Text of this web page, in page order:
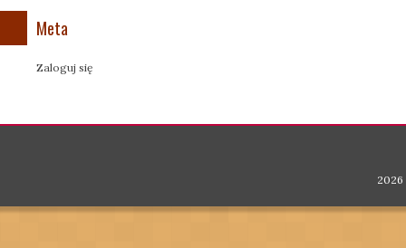
Meta
Zaloguj się
2026